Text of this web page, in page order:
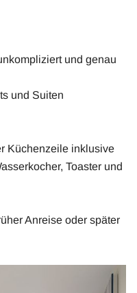
und genau
und Suiten
Küchenzeile inklusive
Toaster und
Anreise oder später